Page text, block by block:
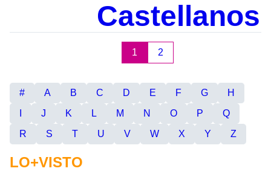
Castellanos
1 2
# A B C D E F G
H
J K L M N O P
Q
R
S T U V W X Y Z
LO+VISTO